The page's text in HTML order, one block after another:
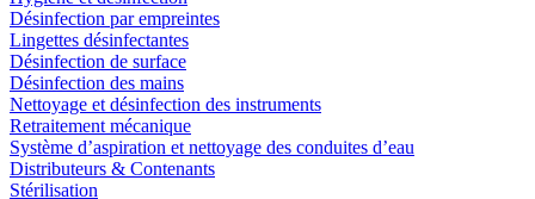
Désinfection par empreintes
Lingettes désinfectantes
Désinfection de surface
Désinfection des mains
Nettoyage et désinfection des instruments
Retraitement mécanique
Système d’aspiration et nettoyage des conduites d’eau
Distributeurs & Contenants
Stérilisation